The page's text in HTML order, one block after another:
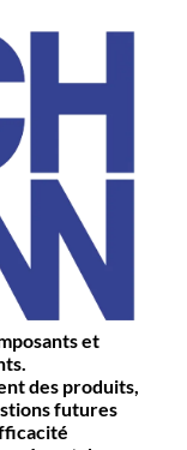
et
des produits,
futures